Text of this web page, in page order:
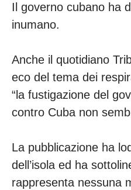
Il governo cubano ha
inumano.
Anche il quotidiano
eco del tema dei
“la fustigazione del
contro Cuba non
La pubblicazione ha
dell’isola ed ha
rappresenta nessuna